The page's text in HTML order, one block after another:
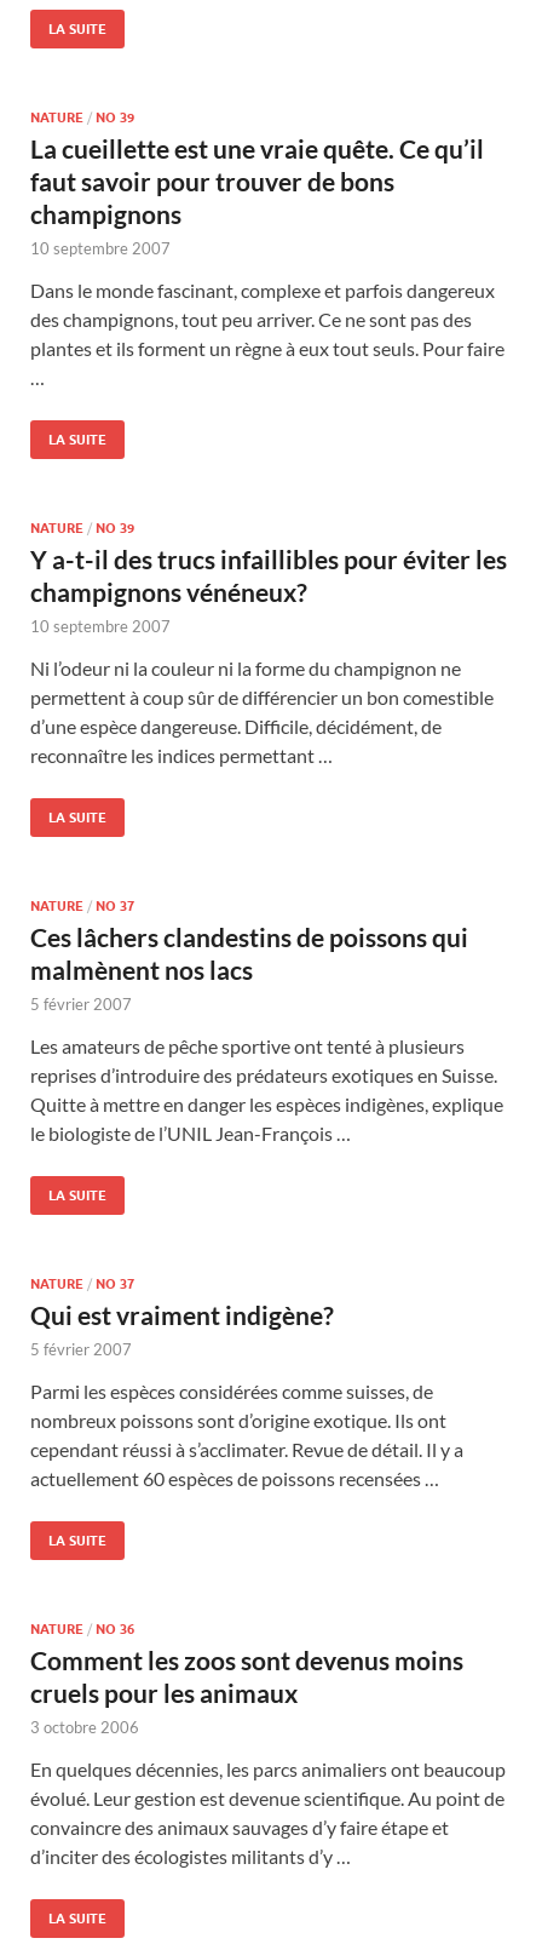
LA SUITE
NATURE / NO 39
La cueillette est une vraie quête. Ce qu’il
faut savoir pour trouver de bons
champignons
10 septembre 2007
Dans le monde fascinant, complexe et parfois dangereux
des champignons, tout peu arriver. Ce ne sont pas des
plantes et ils forment un règne à eux tout seuls. Pour faire
LA SUITE
NATURE / NO 39
Y a-t-il des trucs infaillibles pour éviter les
champignons vénéneux?
10 septembre 2007
Ni l’odeur ni la couleur ni la forme du champignon ne
permettent à coup sûr de différencier un bon comestible
d’une espèce dangereuse. Difficile, décidément, de
reconnaître les indices permettant …
LA SUITE
NATURE / NO 37
Ces lâchers clandestins de poissons qui
malmènent nos lacs
5 février 2007
Les amateurs de pêche sportive ont tenté à plusieurs
reprises d’introduire des prédateurs exotiques en Suisse.
Quitte à mettre en danger les espèces indigènes, explique
le biologiste de l’UNIL Jean-François …
LA SUITE
NATURE / NO 37
Qui est vraiment indigène?
5 février 2007
Parmi les espèces considérées comme suisses, de
nombreux poissons sont d’origine exotique. Ils ont
cependant réussi à s’acclimater. Revue de détail. Il y a
actuellement 60 espèces de poissons recensées …
LA SUITE
NATURE / NO 36
Comment les zoos sont devenus moins
cruels pour les animaux
3 octobre 2006
En quelques décennies, les parcs animaliers ont beaucoup
évolué. Leur gestion est devenue scientifique. Au point de
convaincre des animaux sauvages d’y faire étape et
d’inciter des écologistes militants d’y …
LA SUITE